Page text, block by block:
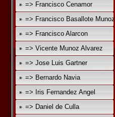
=> Francisco Cenamor
=> Francisco Basallote Munoz
=> Francisco Alarcon
=> Vicente Munoz Alvarez
=> Jose Luis Gartner
=> Bernardo Navia
=> Iris Fernandez Angel
=> Daniel de Culla